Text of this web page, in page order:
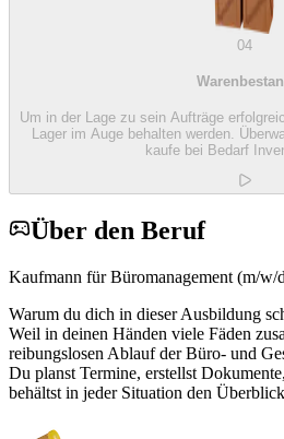
04
Um in der Lage zu sein Aufträge
Lager im Auge behalten werden.
kaufe bei Bedarf
Über den Beruf
Kaufmann für Büromanagement (m/w/
Warum du dich in dieser Ausbildung
Weil in deinen Händen viele Fäden
reibungslosen Ablauf der Büro- und
Du planst Termine, erstellst
behältst in jeder Situation den